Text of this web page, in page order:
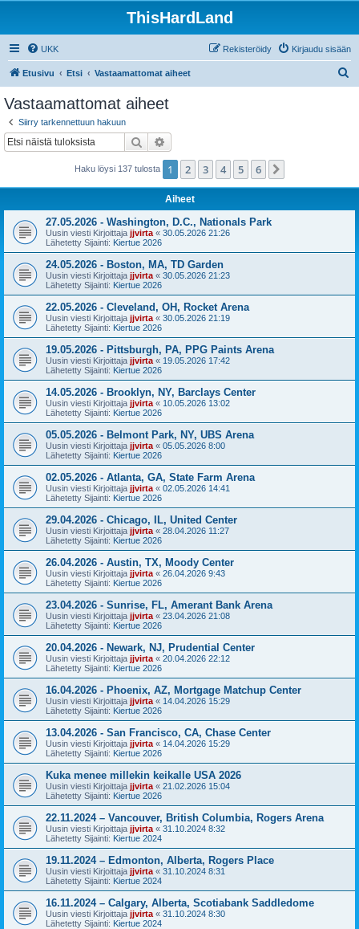
ThisHardLand
UKK Kirjaudu sisään
Rekisteröidy
Etusivu Etsi Vastaamattomat aiheet
Vastaamattomat aiheet
Siirry tarkennettuun hakuun
Etsi
Haku löysi 137 tulosta 1 2 3 4 5 6
Aiheet
27.05.2026 - Washington, D.C., Nationals Park
Uusin viesti Kirjoittaja jjvirta « 30.05.2026 21:26
Lähetetty Sijainti: Kiertue 2026
24.05.2026 - Boston, MA, TD Garden
Uusin viesti Kirjoittaja jjvirta « 30.05.2026 21:23
Lähetetty Sijainti: Kiertue 2026
22.05.2026 - Cleveland, OH, Rocket Arena
Uusin viesti Kirjoittaja jjvirta « 30.05.2026 21:19
Lähetetty Sijainti: Kiertue 2026
19.05.2026 - Pittsburgh, PA, PPG Paints Arena
Uusin viesti Kirjoittaja jjvirta « 19.05.2026 17:42
Lähetetty Sijainti: Kiertue 2026
14.05.2026 - Brooklyn, NY, Barclays Center
Uusin viesti Kirjoittaja jjvirta « 10.05.2026 13:02
Lähetetty Sijainti: Kiertue 2026
05.05.2026 - Belmont Park, NY, UBS Arena
Uusin viesti Kirjoittaja jjvirta « 05.05.2026 8:00
Lähetetty Sijainti: Kiertue 2026
02.05.2026 - Atlanta, GA, State Farm Arena
Uusin viesti Kirjoittaja jjvirta « 02.05.2026 14:41
Lähetetty Sijainti: Kiertue 2026
29.04.2026 - Chicago, IL, United Center
Uusin viesti Kirjoittaja jjvirta « 28.04.2026 11:27
Lähetetty Sijainti: Kiertue 2026
26.04.2026 - Austin, TX, Moody Center
Uusin viesti Kirjoittaja jjvirta « 26.04.2026 9:43
Lähetetty Sijainti: Kiertue 2026
23.04.2026 - Sunrise, FL, Amerant Bank Arena
Uusin viesti Kirjoittaja jjvirta « 23.04.2026 21:08
Lähetetty Sijainti: Kiertue 2026
20.04.2026 - Newark, NJ, Prudential Center
Uusin viesti Kirjoittaja jjvirta « 20.04.2026 22:12
Lähetetty Sijainti: Kiertue 2026
16.04.2026 - Phoenix, AZ, Mortgage Matchup Center
Uusin viesti Kirjoittaja jjvirta « 14.04.2026 15:29
Lähetetty Sijainti: Kiertue 2026
13.04.2026 - San Francisco, CA, Chase Center
Uusin viesti Kirjoittaja jjvirta « 14.04.2026 15:29
Lähetetty Sijainti: Kiertue 2026
Kuka menee millekin keikalle USA 2026
Uusin viesti Kirjoittaja jjvirta « 21.02.2026 15:04
Lähetetty Sijainti: Kiertue 2026
22.11.2024 – Vancouver, British Columbia, Rogers Arena
Uusin viesti Kirjoittaja jjvirta « 31.10.2024 8:32
Lähetetty Sijainti: Kiertue 2024
19.11.2024 – Edmonton, Alberta, Rogers Place
Uusin viesti Kirjoittaja jjvirta « 31.10.2024 8:31
Lähetetty Sijainti: Kiertue 2024
16.11.2024 – Calgary, Alberta, Scotiabank Saddledome
Uusin viesti Kirjoittaja jjvirta « 31.10.2024 8:30
Lähetetty Sijainti: Kiertue 2024